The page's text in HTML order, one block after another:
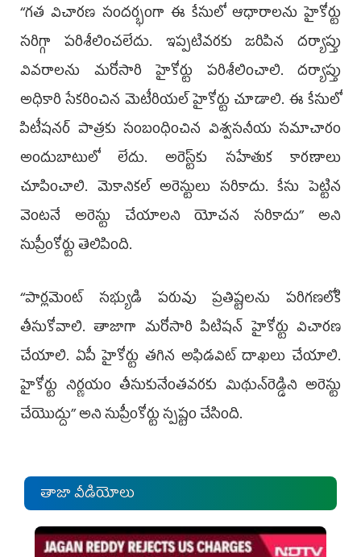
‘‘గత విచారణ సందర్భంగా ఈ కేసులో ఆధారాలను హైకోర్టు
సరిగ్గా పరిశీలించలేదు. ఇప్పటివరకు జరిపిన దర్యాప్తు
వివరాలను మరోసారి హైకోర్టు పరిశీలించాలి. దర్యాప్తు
అధికారి సేకరించిన మెటీరియల్ హైకోర్టు చూడాలి. ఈ కేసులో
పిటీషనర్ పాత్రకు సంబంధించిన విశ్వసనీయ సమాచారం
అందుబాటులో లేదు. అరెస్ట్‌కు సహేతుక కారణాలు
చూపించాలి. మెకానికల్ అరెస్టులు సరికాదు. కేసు పెట్టిన
వెంటనే అరెస్టు చేయాలని యోచన సరికాదు’’ అని
సుప్రీంకోర్టు తెలిపింది.
‘‘పార్లమెంట్ సభ్యుడి పరువు ప్రతిష్టలను పరిగణలోకి
తీసుకోవాలి. తాజాగా మరోసారి పిటిషన్ హైకోర్టు విచారణ
చేయాలి. ఏపీ హైకోర్టు తగిన అఫిడవిట్ దాఖలు చేయాలి.
హైకోర్టు నిర్ణయం తీసుకునేంతవరకు మిథున్‌రెడ్డిని అరెస్టు
చేయొద్దు’’ అని సుప్రీంకోర్టు స్పష్టం చేసింది.
తాజా వీడియోలు